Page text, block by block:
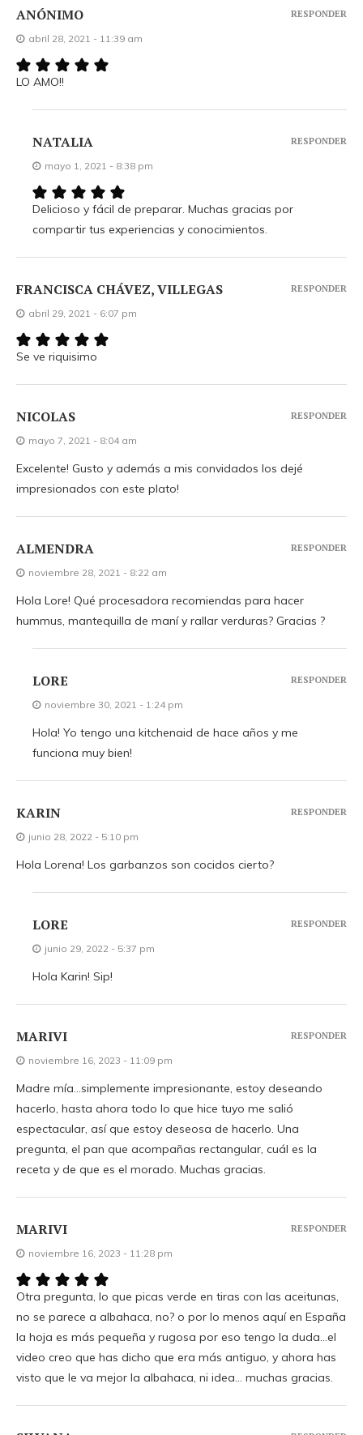
ANÓNIMO
abril 28, 2021 - 11:39 am
LO AMO!!
RESPONDER
NATALIA
mayo 1, 2021 - 8:38 pm
Delicioso y fácil de preparar. Muchas gracias por
compartir tus experiencias y conocimientos.
RESPONDER
FRANCISCA CHÁVEZ, VILLEGAS
abril 29, 2021 - 6:07 pm
Se ve riquisimo
RESPONDER
NICOLAS
mayo 7, 2021 - 8:04 am
Excelente! Gusto y además a mis convidados los dejé
impresionados con este plato!
RESPONDER
ALMENDRA
noviembre 28, 2021 - 8:22 am
Hola Lore! Qué procesadora recomiendas para hacer
hummus, mantequilla de maní y rallar verduras? Gracias ?
RESPONDER
LORE
noviembre 30, 2021 - 1:24 pm
Hola! Yo tengo una kitchenaid de hace años y me
funciona muy bien!
RESPONDER
KARIN
junio 28, 2022 - 5:10 pm
Hola Lorena! Los garbanzos son cocidos cierto?
RESPONDER
LORE
junio 29, 2022 - 5:37 pm
Hola Karin! Sip!
RESPONDER
MARIVI
noviembre 16, 2023 - 11:09 pm
Madre mía…simplemente impresionante, estoy deseando
hacerlo, hasta ahora todo lo que hice tuyo me salió
espectacular, así que estoy deseosa de hacerlo. Una
pregunta, el pan que acompañas rectangular, cuál es la
receta y de que es el morado. Muchas gracias.
RESPONDER
MARIVI
noviembre 16, 2023 - 11:28 pm
Otra pregunta, lo que picas verde en tiras con las aceitunas,
no se parece a albahaca, no? o por lo menos aquí en España
la hoja es más pequeña y rugosa por eso tengo la duda…el
video creo que has dicho que era más antiguo, y ahora has
visto que le va mejor la albahaca, ni idea… muchas gracias.
RESPONDER